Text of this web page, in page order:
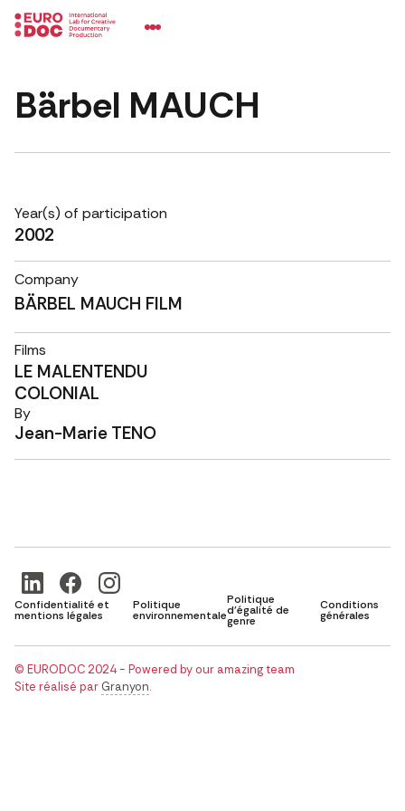
Bärbel MAUCH
Year(s) of participation
2002
Company
BÄRBEL MAUCH FILM
Films
LE MALENTENDU
COLONIAL
By
Jean-Marie TENO
Confidentialité et
mentions légales
Politique
environnementale
Politique
d'égalité de
genre
Conditions
générales
© EURODOC 2024 - Powered by our amazing team
Site réalisé par Granyon.